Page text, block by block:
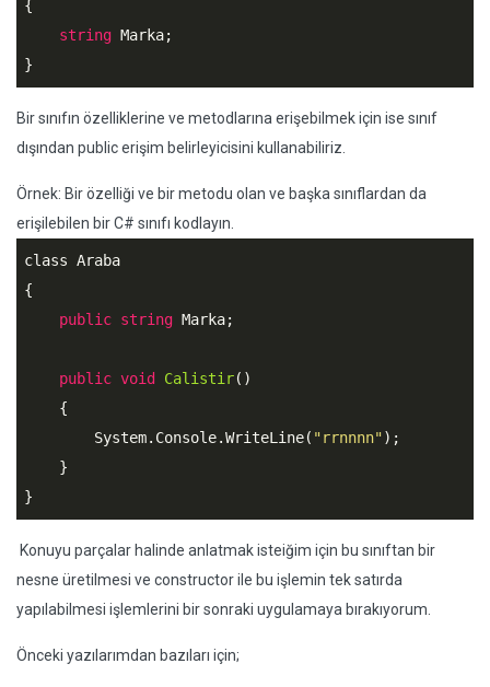
{
string Marka;
}
Bir sınıfın özelliklerine ve metodlarına erişebilmek için ise sınıf
dışından public erişim belirleyicisini kullanabiliriz.
Örnek: Bir özelliği ve bir metodu olan ve başka sınıflardan da
erişilebilen bir C# sınıfı kodlayın.
class Araba
{
public string Marka;
public void Calistir()
    {
        System.Console.WriteLine(
"rrnnnn");
    }
}
Konuyu parçalar halinde anlatmak isteiğim için bu sınıftan bir
nesne üretilmesi ve constructor ile bu işlemin tek satırda
yapılabilmesi işlemlerini bir sonraki uygulamaya bırakıyorum.
Önceki yazılarımdan bazıları için;